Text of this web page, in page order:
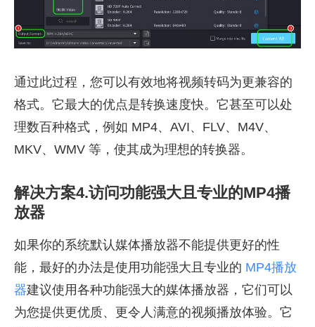
通过此过程，您可以有效地将视频转码为更兼容的
格式。它最大的优点是转换速度快。它甚至可以处
理数百种格式，例如 MP4、AVI、FLV、M4V、
MKV、WMV 等，使其成为理想的转换器。
解决方案4.访问功能强大且专业的MP4播
放器
如果你的系统默认媒体播放器不能提供更好的性
能，最好的办法是使用功能强大且专业的 MP4播放
器建议使用各种功能强大的媒体播放器，它们可以
为您提供更优质、更令人满意的视频播放体验。它